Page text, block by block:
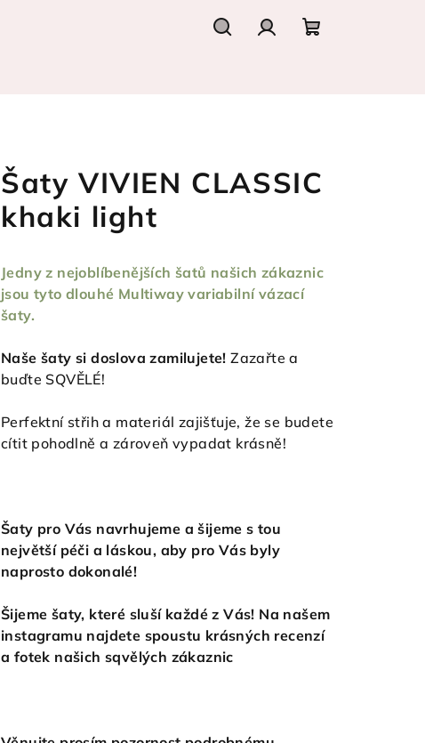
Šaty VIVIEN CLASSIC
khaki light
Jedny z nejoblíbenějších šatů našich zákaznic
jsou tyto dlouhé Multiway variabilní vázací
šaty.
Naše šaty si doslova zamilujete!Zazařte a
buďte SQVĚLÉ!
Perfektní střih a materiál zajišťuje, že se budete
cítit pohodlně a zároveň vypadat krásně!
Šaty pro Vás navrhujeme a šijeme s tou
největší péči a láskou, aby pro Vás byly
naprosto dokonalé!
Šijeme šaty, které sluší každé z Vás! Na našem
instagramu najdete spoustu krásných recenzí
a fotek našich sqvělých zákaznic